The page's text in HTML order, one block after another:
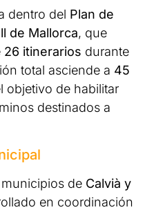
dentro del Plan de
de Mallorca, que
26 itinerarios durante
total asciende a 45
objetivo de habilitar
destinados a
de Calvià y
en coordinación